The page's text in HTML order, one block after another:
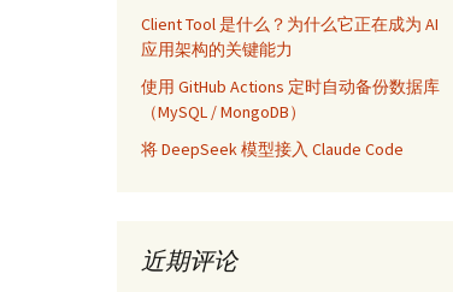
Client Tool 是什么？为什么它正在成为 AI
应用架构的关键能力
使用 GitHub Actions 定时自动备份数据库
（MySQL / MongoDB）
将 DeepSeek 模型接入 Claude Code
近期评论